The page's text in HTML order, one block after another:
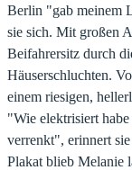
Berlin "gab meinem
sie sich. Mit großen
Beifahrersitz durch
Häuserschluchten.
einem riesigen,
"Wie elektrisiert
verrenkt", erinnert
Plakat blieb Melanie